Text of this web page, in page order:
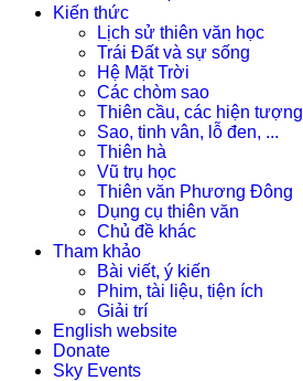
Kiến thức
Lịch sử thiên văn học
Trái Đất và sự sống
Hệ Mặt Trời
Các chòm sao
Thiên cầu, các hiện tượng
Sao, tinh vân, lỗ đen, ...
Thiên hà
Vũ trụ học
Thiên văn Phương Đông
Dụng cụ thiên văn
Chủ đề khác
Tham khảo
Bài viết, ý kiến
Phim, tài liệu, tiện ích
Giải trí
English website
Donate
Sky Events